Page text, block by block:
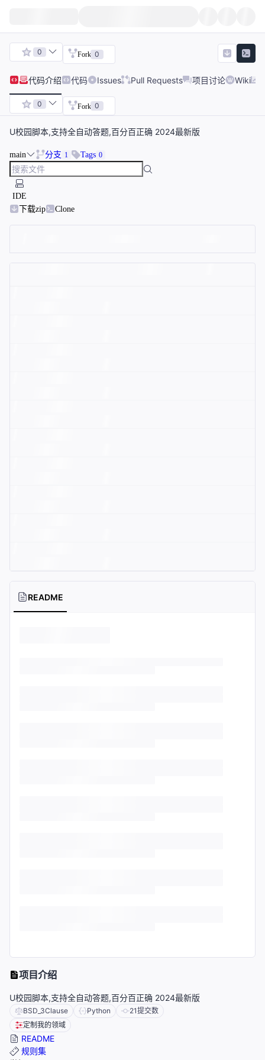
0 Fork 0
代码介绍 代码 Issues Pull Requests 项目讨论 Wiki
0 Fork 0
U校园脚本,支持全自动答题,百分百正确 2024最新版
main 分支 1 Tags 0
IDE
下载zip
Clone
README
项目介绍
U校园脚本,支持全自动答题,百分百正确 2024最新版
BSD_3Clause Python 21提交数
定制我的领域
README
规则集